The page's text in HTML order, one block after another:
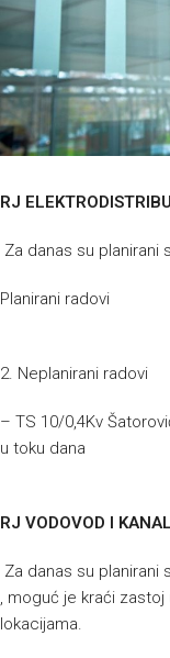
RJ
Za danas su planirani
Planirani radovi
2. Neplanirani radovi
– TS 10/0,4Kv
u toku dana
RJ VODOVOD I
Za danas su planirani
, moguć je kraći
lokacijama.